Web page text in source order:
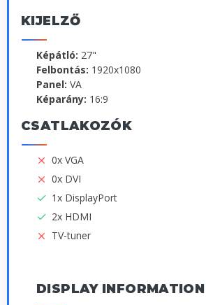
KIJELZŐ
Képátló: 27"
Felbontás: 1920x1080
Panel: VA
Képarány: 16:9
CSATLAKOZÓK
0x VGA
0x DVI
1x DisplayPort
2x HDMI
TV-tuner
DISPLAY INFORMATION